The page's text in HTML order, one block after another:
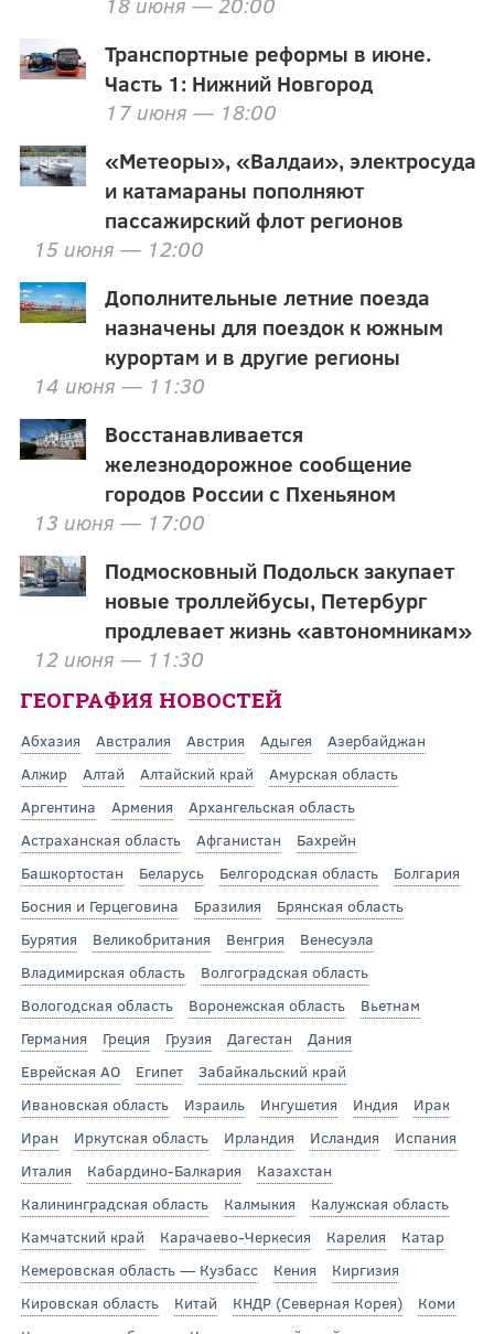
Транспортные реформы в июне.
Часть 1: Нижний Новгород
17 июня — 18:00
«Метеоры», «Валдаи», электросуда
и катамараны пополняют
пассажирский флот регионов
15 июня — 12:00
Дополнительные летние поезда
назначены для поездок к южным
курортам и в другие регионы
14 июня — 11:30
Восстанавливается
железнодорожное сообщение
городов России с Пхеньяном
13 июня — 17:00
Подмосковный Подольск закупает
новые троллейбусы, Петербург
продлевает жизнь «автономникам»
12 июня — 11:30
ГЕОГРАФИЯ НОВОСТЕЙ
Абхазия Австралия Австрия Адыгея
Азербайджан
Алжир
Алтай Алтайский край
Амурская область
Аргентина
Армения
Архангельская область
Астраханская область
Афганистан
Бахрейн
Башкортостан
Беларусь Белгородская область
Болгария
Босния и Герцеговина
Бразилия
Брянская область
Бурятия
Великобритания Венгрия
Венесуэла
Владимирская область
Волгоградская область
Вологодская область
Воронежская область
Вьетнам
Германия
Греция Грузия Дагестан
Дания
Еврейская АО
Египет
Забайкальский край
Ивановская область
Израиль Ингушетия Индия
Ирак
Иран
Иркутская область Ирландия Исландия
Испания
Италия
Кабардино-Балкария
Казахстан
Калининградская область
Калмыкия
Калужская область
Камчатский край
Карачаево-Черкесия Карелия
Катар
Кемеровская область — Кузбасс
Кения
Киргизия
Кировская область
Китай КНДР (Северная Корея)
Коми